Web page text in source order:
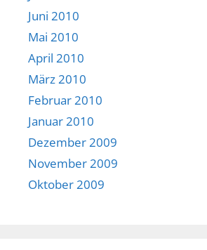
Juni 2010
Mai 2010
April 2010
März 2010
Februar 2010
Januar 2010
Dezember 2009
November 2009
Oktober 2009